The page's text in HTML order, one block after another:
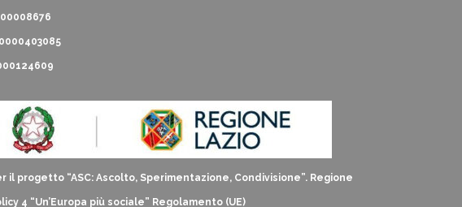
progetto “ASC: Ascolto, Sperimentazione, Condivisione”. Regione
4 “Un’Europa più sociale” Regolamento (UE)